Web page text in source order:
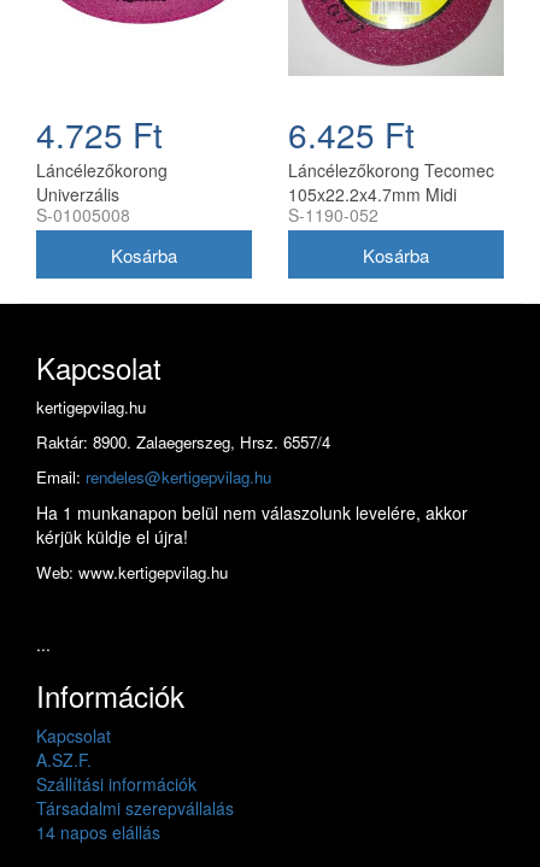
4.725 Ft
Láncélezőkorong
Univerzális
145x22.2x3.2mm
S-01005008
6.425 Ft
Láncélezőkorong Tecomec
105x22.2x4.7mm Midi
S-1190-052
Kapcsolat
kertigepvilag.hu
Raktár: 8900. Zalaegerszeg, Hrsz. 6557/4
Email: rendeles@kertigepvilag.hu
Ha 1 munkanapon belül nem válaszolunk levelére, akkor
kérjük küldje el újra!
Web: www.kertigepvilag.hu
...
Információk
Kapcsolat
A.SZ.F.
Szállítási információk
Társadalmi szerepvállalás
14 napos elállás